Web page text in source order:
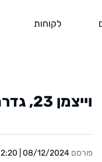
לקוחות
וייצמן 23, גדרה
פורסם 08/12/2024 | 12:20